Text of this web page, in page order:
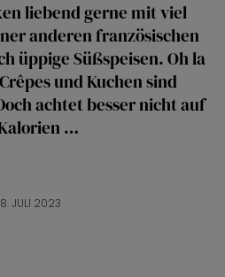
liebend gerne mit viel
anderen französischen
üppige Süßspeisen. Oh la
und Kuchen sind
achtet besser nicht auf
…
JULI 2023